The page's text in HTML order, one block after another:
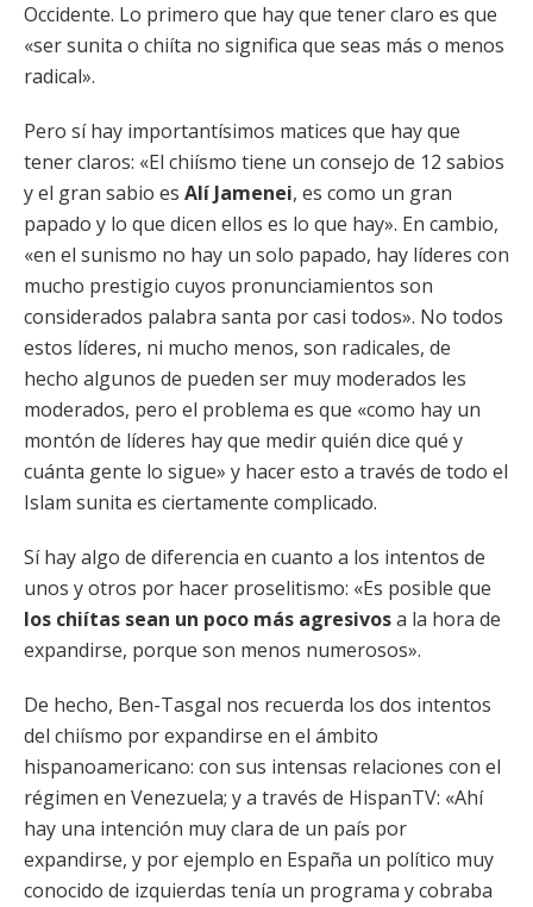
Occidente. Lo primero que hay que tener claro es que
«ser sunita o chiíta no significa que seas más o menos
radical».
Pero sí hay importantísimos matices que hay que
tener claros: «El chiísmo tiene un consejo de 12 sabios
y el gran sabio es Alí Jamenei, es como un gran
papado y lo que dicen ellos es lo que hay». En cambio,
«en el sunismo no hay un solo papado, hay líderes con
mucho prestigio cuyos pronunciamientos son
considerados palabra santa por casi todos». No todos
estos líderes, ni mucho menos, son radicales, de
hecho algunos de pueden ser muy moderados les
moderados, pero el problema es que «como hay un
montón de líderes hay que medir quién dice qué y
cuánta gente lo sigue» y hacer esto a través de todo el
Islam sunita es ciertamente complicado.
Sí hay algo de diferencia en cuanto a los intentos de
unos y otros por hacer proselitismo: «Es posible que
los chiítas sean un poco más agresivosa la hora de
expandirse, porque son menos numerosos».
De hecho, Ben-Tasgal nos recuerda los dos intentos
del chiísmo por expandirse en el ámbito
hispanoamericano: con sus intensas relaciones con el
régimen en Venezuela; y a través de HispanTV: «Ahí
hay una intención muy clara de un país por
expandirse, y por ejemplo en España un político muy
conocido de izquierdas tenía un programa y cobraba